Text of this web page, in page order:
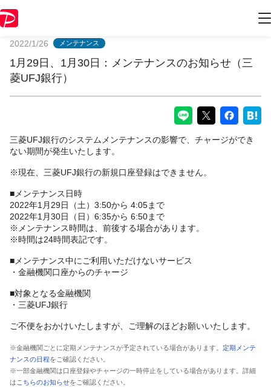
2022/1/26 メンテナンス
1月29日、1月30日：メンテナンスのお知らせ（三
菱UFJ銀行）
三菱UFJ銀行のシステムメンテナンスの影響で、チャージができ
ない期間が発生いたします。
※現在、三菱UFJ銀行の新規口座登録はできません。
■メンテナンス日時
2022年1月29日（土）3:50から 4:05まで
2022年1月30日（日）6:35から 6:50まで
※メンテナンス時間は、前後する場合があります。
※時間は24時間表記です。
■メンテナンス中にご利用いただけないサービス
・金融機関口座からのチャージ
■対象となる金融機関
・三菱UFJ銀行
ご不便をおかけいたしますが、ご理解のほどお願いいたします。
※金融機関ごとに定期メンテナンスが予定されている場合があります。 定期メンテ
ナンスの日程をご確認ください。
※一部金融機関は口座登録やチャージの一時停止をしている場合があります。詳細
は こちらのお知らせをご確認ください。